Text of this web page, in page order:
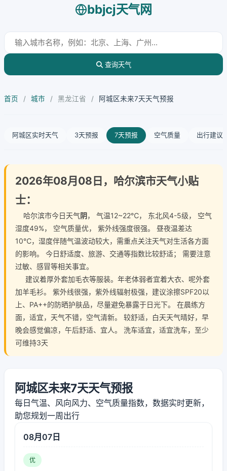
bbjcj天气网
查询天气
首页 / 城市 / 黑龙江省 / 阿城区未来7天天气预报
阿城区实时天气 3天预报 7天预报 空气质量 出行建议
2026年08月08日，哈尔滨市天气小贴
士：
哈尔滨市今日天气阴， 气温12~22℃， 东北风4-5级， 空气
湿度49%， 空气质量优， 紫外线强度很强。 昼夜温差达
10℃，湿度伴随气温波动较大，需重点关注天气对生活各方面
的影响。 今日舒适度、旅游、交通等指数比较舒适； 需要注意
过敏、感冒等相关事宜。
建议着厚外套加毛衣等服装。年老体弱者宜着大衣、呢外套
加羊毛衫。 紫外线很强，紫外线辐射极强，建议涂擦SPF20以
上、PA++的防晒护肤品，尽量避免暴露于日光下。 在晨练方
面，适宜，天气不错，空气清新。 较舒适，白天天气晴好，早
晚会感觉偏凉，午后舒适、宜人。 洗车适宜，适宜洗车，至少
可维持3天
阿城区未来7天天气预报
每日气温、风向风力、空气质量指数，数据实时更新，
助您规划一周出行
08月07日
优